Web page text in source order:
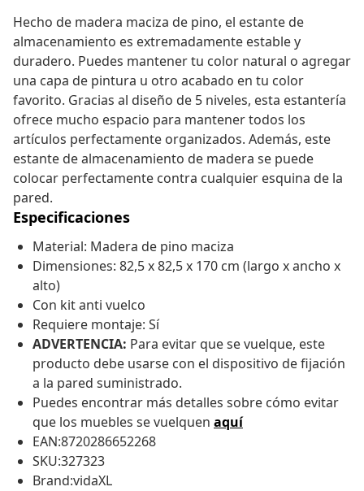
Hecho de madera maciza de pino, el estante de
almacenamiento es extremadamente estable y
duradero. Puedes mantener tu color natural o agregar
una capa de pintura u otro acabado en tu color
favorito. Gracias al diseño de 5 niveles, esta estantería
ofrece mucho espacio para mantener todos los
artículos perfectamente organizados. Además, este
estante de almacenamiento de madera se puede
colocar perfectamente contra cualquier esquina de la
pared.
Especificaciones
Material: Madera de pino maciza
Dimensiones: 82,5 x 82,5 x 170 cm (largo x ancho x
alto)
Con kit anti vuelco
Requiere montaje: Sí
ADVERTENCIA: Para evitar que se vuelque, este
producto debe usarse con el dispositivo de fijación
a la pared suministrado.
Puedes encontrar más detalles sobre cómo evitar
que los muebles se vuelquen aquí
EAN:8720286652268
SKU:327323
Brand:vidaXL